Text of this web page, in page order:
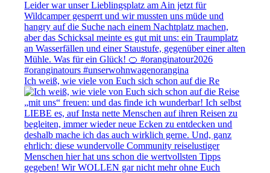
Ich weiß, wie viele von Euch sich schon auf die Re